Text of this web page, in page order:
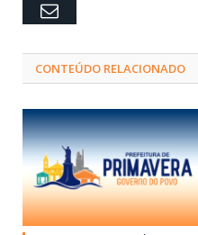
Email
CONTEÚDO RELACIONADO